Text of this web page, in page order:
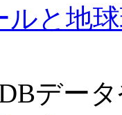
ルと地
デー